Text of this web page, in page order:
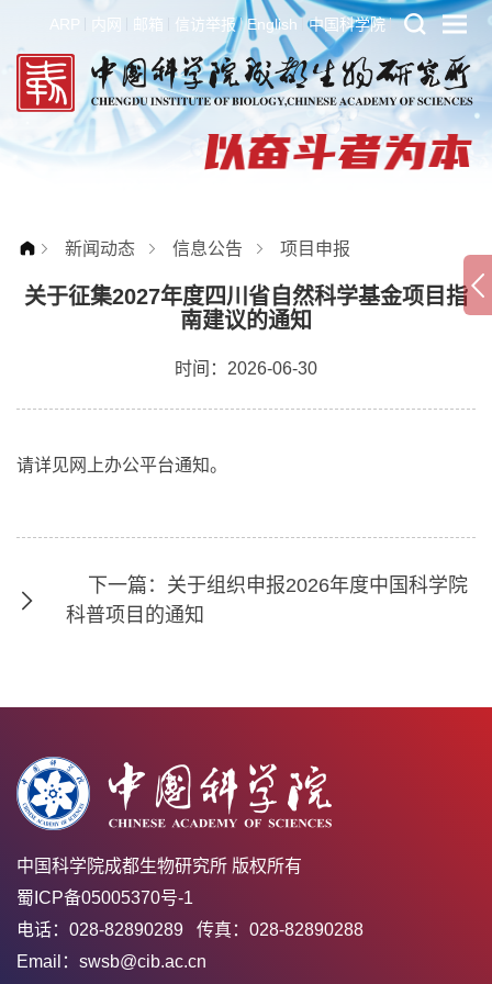
ARP 内网 邮箱 信访举报 English 中国科学院
新闻动态 信息公告 项目申报
关于征集2027年度四川省自然科学基金项目指
南建议的通知
时间：2026-06-30
请详见网上办公平台通知。
下一篇：关于组织申报2026年度中国科学院
科普项目的通知
中国科学院成都生物研究所 版权所有
蜀ICP备05005370号-1
电话：028-82890289 传真：028-82890288
Email：swsb@cib.ac.cn